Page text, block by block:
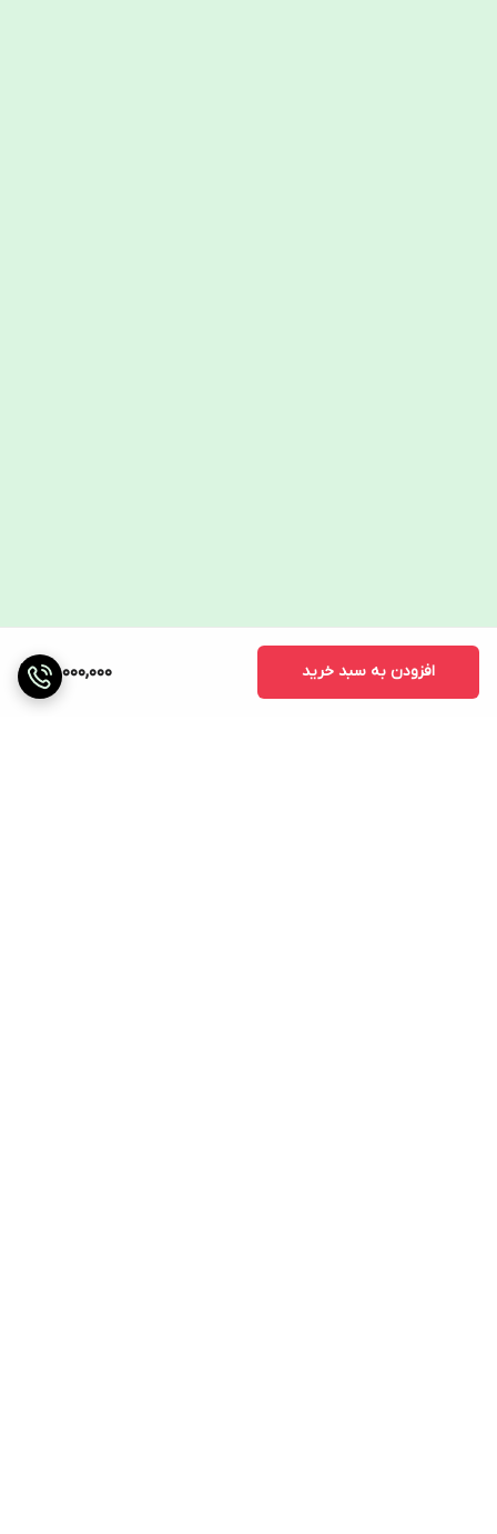
40,000,000 افزودن به سبد خرید